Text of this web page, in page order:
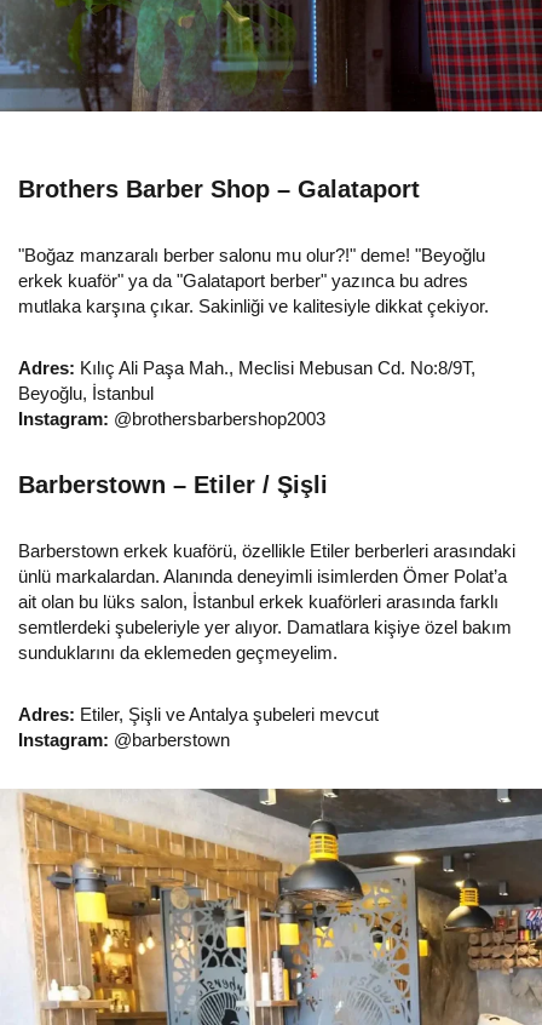
Brothers Barber Shop – Galataport
"Boğaz manzaralı berber salonu mu olur?!" deme! "Beyoğlu
erkek kuaför" ya da "Galataport berber" yazınca bu adres
mutlaka karşına çıkar. Sakinliği ve kalitesiyle dikkat çekiyor.
Adres: Kılıç Ali Paşa Mah., Meclisi Mebusan Cd. No:8/9T,
Beyoğlu, İstanbul
Instagram: @brothersbarbershop2003
Barberstown – Etiler / Şişli
Barberstown erkek kuaförü, özellikle Etiler berberleri arasındaki
ünlü markalardan. Alanında deneyimli isimlerden Ömer Polat’a
ait olan bu lüks salon, İstanbul erkek kuaförleri arasında farklı
semtlerdeki şubeleriyle yer alıyor. Damatlara kişiye özel bakım
sunduklarını da eklemeden geçmeyelim.
Adres: Etiler, Şişli ve Antalya şubeleri mevcut
Instagram: @barberstown